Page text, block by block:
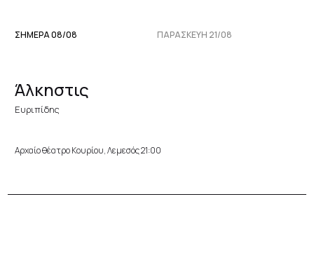
ΣΗΜΕΡΑ 08/08 ΠΑΡΑΣΚΕΥΉ 21/08
Άλκηστις
Ευριπίδης
Αρχαίο θέατρο Κουρίου, Λεμεσός 21:00